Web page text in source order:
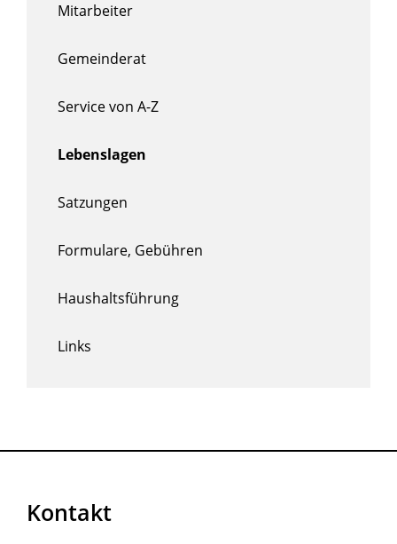
Mitarbeiter
Gemeinderat
Service von A-Z
Lebenslagen
Satzungen
Formulare, Gebühren
Haushaltsführung
Links
Kontakt